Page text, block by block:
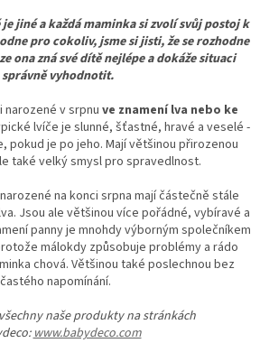
jiné a každá maminka si zvolí svůj postoj k
pro cokoliv, jsme si jisti, že se rozhodne
ona zná své dítě nejlépe a dokáže situaci
správně vyhodnotit.
v srpnu ve znamení lva nebo ke
lvíče je slunné, šťastné, hravé a veselé -
pokud je po jeho. Mají většinou přirozenou
také velký smysl pro spravedlnost.
na konci srpna mají částečně stále
Jsou ale většinou více pořádné, vybíravé a
panny je mnohdy výborným společníkem
málokdy způsobuje problémy a rádo
chová. Většinou také poslechnou bez
častého napomínání.
naše produkty na stránkách
www.babydeco.com